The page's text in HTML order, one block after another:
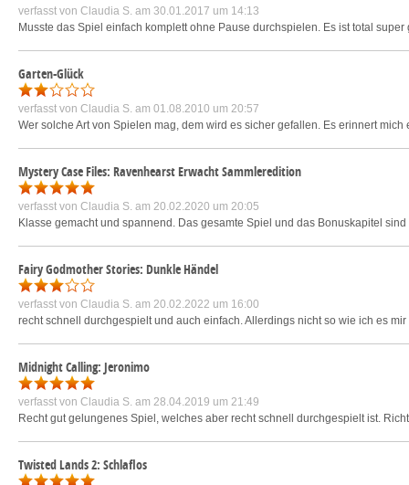
verfasst von Claudia S. am 30.01.2017 um 14:13
Musste das Spiel einfach komplett ohne Pause durchspielen. Es ist total
Garten-Glück
verfasst von Claudia S. am 01.08.2010 um 20:57
Wer solche Art von Spielen mag, dem wird es sicher gefallen. Es erinnert
Mystery Case Files: Ravenhearst Erwacht Sammleredition
verfasst von Claudia S. am 20.02.2020 um 20:05
Klasse gemacht und spannend. Das gesamte Spiel und das Bonuskapitel
Fairy Godmother Stories: Dunkle Händel
verfasst von Claudia S. am 20.02.2022 um 16:00
recht schnell durchgespielt und auch einfach. Allerdings nicht so wie ich es
Midnight Calling: Jeronimo
verfasst von Claudia S. am 28.04.2019 um 21:49
Recht gut gelungenes Spiel, welches aber recht schnell durchgespielt ist.
Twisted Lands 2: Schlaflos